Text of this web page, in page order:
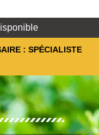
: SPÉCIALISTE